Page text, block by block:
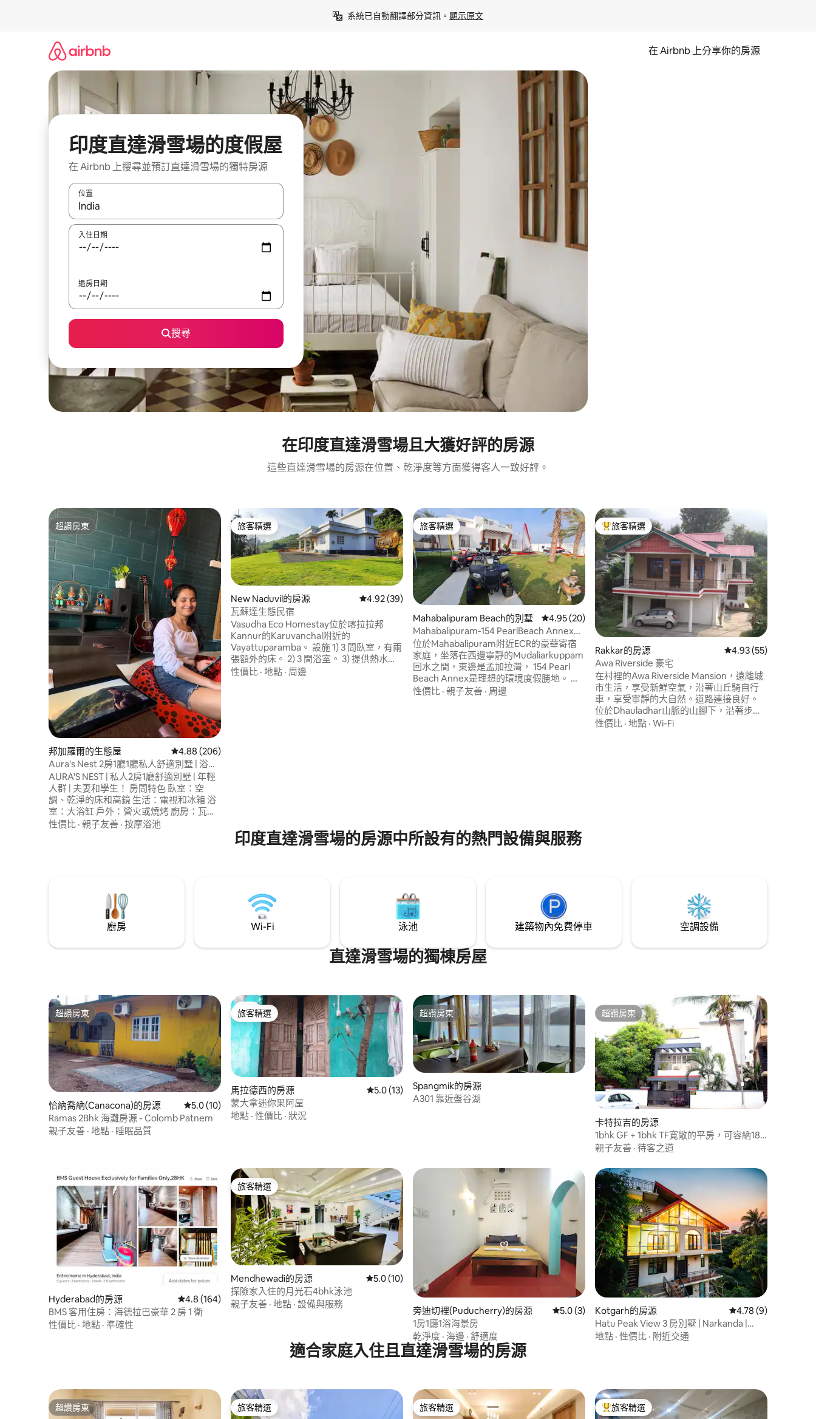
系統已自動翻譯部分資訊。 顯示原文
在 Airbnb 上分享你的房源
印度直達滑雪場的度假屋
在 Airbnb 上搜尋並預訂直達滑雪場的獨特房源
位置
如有搜尋結果，瀏覽內容時請使用上下箭頭，或輕點、滑動裝置。
入住日期
退房日期
搜尋
在印度直達滑雪場且大獲好評的房源
這些直達滑雪場的房源在位置、乾淨度等方面獲得客人一致好評。
超讚房東
超讚房東
邦加羅爾的生態屋 從 206 則評價中獲得 4.88 的平均評分（滿分 5 分）
4.88 (206)
Aura's Nest 2房1廳1廳私人舒適別墅 | 浴缸
| 空調
AURA'S NEST | 私人2房1廳舒適別墅 | 年輕
人群 | 夫妻和學生！ 房間特色 臥室：空
調、乾淨的床和高鏡 生活：電視和冰箱 浴
室：大浴缸 戶外：營火或燒烤 廚房：瓦斯
爐、餐具和冰箱 餐廳：高腳凳吧檯風格 按
地 酒吧和咖啡廳
性價比 · 親子友善 · 按摩浴池
旅客精選
旅客精選
New Naduvil的房源 從 39 則評價中獲得 4.92 的平均評分（滿分 5 分）
4.92 (39)
瓦蘇達生態民宿
Vasudha Eco Homestay位於喀拉拉邦
Kannur的Karuvanchal附近的
Vayattuparamba。 設施 1) 3 間臥室，有兩
張額外的床。 2) 3 間浴室。 3) 提供熱水
器。 4) 其中一間房間有空調。 5). WiFi 也
性價比 · 地點 · 周邊
旅客精選
旅客精選
Mahabalipuram Beach的別墅 從 20 則評價中獲得 4.95 的平均評分（滿分 5 分）
4.95 (20)
Mahabalipuram-154 PearlBeach Annex的
海灘小屋
位於Mahabalipuram附近ECR的豪華寄宿
家庭，坐落在西邊寧靜的Mudaliarkuppam
回水之間，東邊是孟加拉灣， 154 Pearl
Beach Annex是理想的環境度假勝地。 透
過我們的設備與服務和環保政策，我們努
性價比 · 親子友善 · 周邊
旅客精選榜首
旅客精選
Rakkar的房源 從 55 則評價中獲得
4.93 (55)
Awa Riverside 豪宅
在村裡的Awa Riverside Mansion，遠離城
市生活，享受新鮮空氣，沿著山丘騎自行
車，享受寧靜的大自然。道路連接良好。
位於Dhauladhar山脈的山腳下，沿著步行
小徑流淌著異國淡水河流。在設備齊全的
性價比 · 地點 · Wi-Fi
印度直達滑雪場的房源中所設有的熱門設備與服務
廚房 Wi-Fi 泳池 建築物內免費停車 空調設備
直達滑雪場的獨棟房屋
超讚房東
超讚房東
恰納喬納(Canacona)的房源 從 10 則評價中獲得 5.0 的平均評分（滿分 5 分）
5.0 (10)
Ramas 2Bhk 海灘房源 - Colomb Patnem
親子友善 · 地點 · 睡眠品質
旅客精選
旅客精選
馬拉德西的房源 從 13 則評價中獲得 5.0 的平均評分（滿分 5 分）
5.0 (13)
蒙大拿迷你果阿屋
地點 · 性價比 · 狀況
超讚房東
超讚房東
Spangmik的房源
A301 靠近盤谷湖
超讚房東
超讚房東
卡特拉吉的房源
1bhk GF + 1bhk TF寬敞的平房，可容納18
位房客！
親子友善 · 待客之道
Hyderabad的房源 從 164 則評價中獲得 4.8 的平均評分（滿分 5 分）
4.8 (164)
BMS 客用住房：海德拉巴豪華 2 房 1 衛
性價比 · 地點 · 準確性
旅客精選
旅客精選
Mendhewadi的房源 從 10 則評價中獲得 5.0 的平均評分（滿分 5 分）
5.0 (10)
探險家入住的月光石4bhk泳池
親子友善 · 地點 · 設備與服務
旁迪切裡(Puducherry)的房源 從 3 則評價中獲得 5.0 的平均評分（滿分 5 分）
5.0 (3)
1房1廳1浴海景房
乾淨度 · 海邊 · 舒適度
Kotgarh的房源 從 9 則評價中獲得
4.78 (9)
Hatu Peak View 3 房別墅 | Narkanda |
Homeyhuts
地點 · 性價比 · 附近交通
適合家庭入住且直達滑雪場的房源
超讚房東
超讚房東 旅客精選
旅客精選 旅客精選
旅客精選 旅客精選榜首
旅客精選